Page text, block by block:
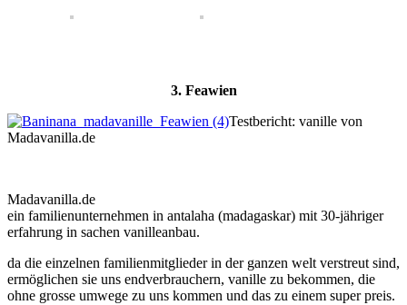
3. Feawien
Testbericht: vanille von
Madavanilla.de
Madavanilla.de
ein familienunternehmen in antalaha (madagaskar) mit 30-jähriger
erfahrung in sachen vanilleanbau.
da die einzelnen familienmitglieder in der ganzen welt verstreut sind,
ermöglichen sie uns endverbrauchern, vanille zu bekommen, die
ohne grosse umwege zu uns kommen und das zu einem super preis.